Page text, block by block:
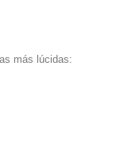
más lúcidas: